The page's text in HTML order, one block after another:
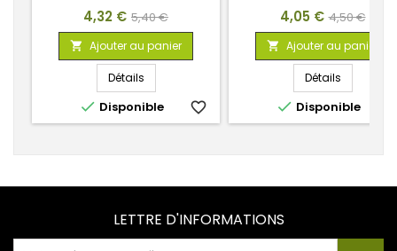
Prix
4,32 € Prix
de
base
5,40 €
 Ajouter au panier
Détails
 Disponible favorite_border
Prix
4,05 € Prix
de
base
4,50 €
 Ajouter au panier
Détails
 Disponible
LETTRE D'INFORMATIONS